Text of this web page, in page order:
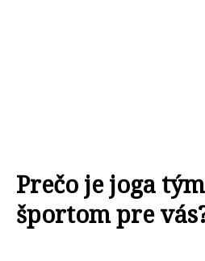
Prečo je joga
športom pre